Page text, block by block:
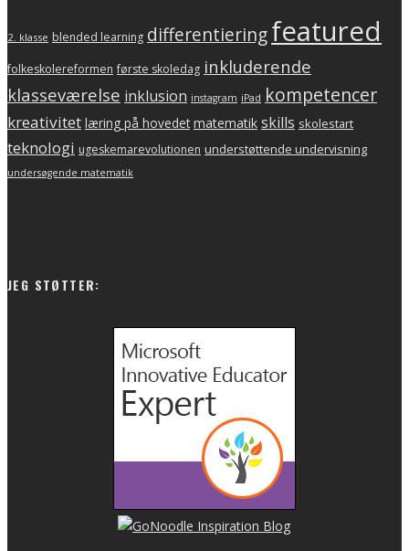
2. klasse blended learning differentieringfeatured
folkeskolereformen første skoledag inkluderende
klasseværelse inklusion instagram iPad kompetencer
kreativitet læring på hovedet matematik skills skolestart
teknologi ugeskemarevolutionen understøttende undervisning
undersøgende matematik
JEG STØTTER: